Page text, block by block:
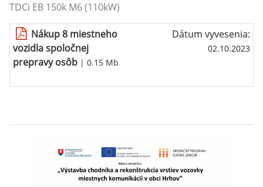
TDCi EB 150k M6 (110kW)
Nákup 8 miestneho
vozidla spoločnej
prepravy osôb | 0.15 Mb
Dátum vyvesenia:
02.10.2023